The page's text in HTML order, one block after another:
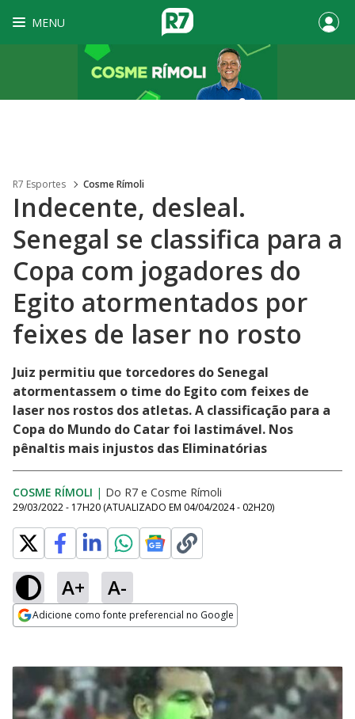
MENU
R7 Esportes Cosme Rímoli
Indecente, desleal.
Senegal se classifica para a
Copa com jogadores do
Egito atormentados por
feixes de laser no rosto
Juiz permitiu que torcedores do Senegal
atormentassem o time do Egito com feixes de
laser nos rostos dos atletas. A classificação para a
Copa do Mundo do Catar foi lastimável. Nos
pênaltis mais injustos das Eliminatórias
COSME RÍMOLI | Do R7 e Cosme Rímoli
29/03/2022 - 17H20 (ATUALIZADO EM 04/04/2024 - 02H20)
A+ A-
Adicione como fonte preferencial no Google